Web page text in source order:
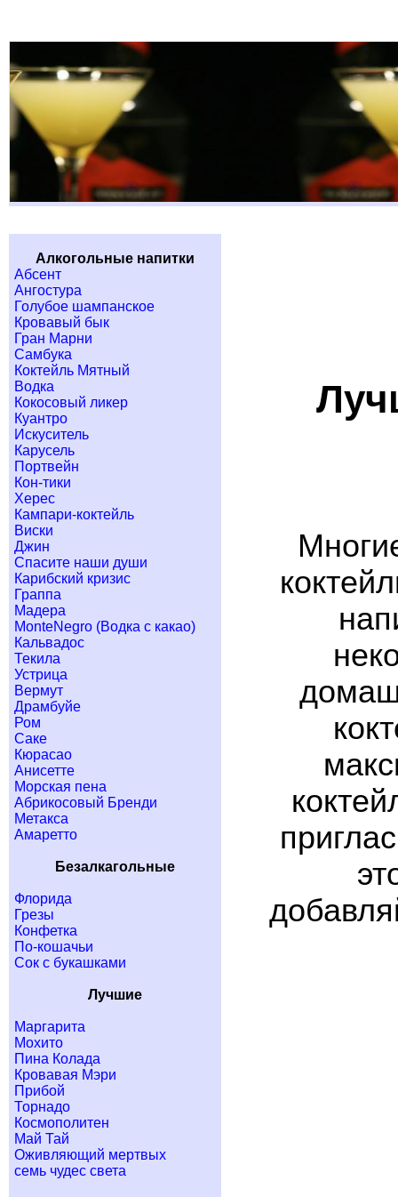
Алкогольные напитки
Абсент
Ангостура
Голубое шампанское
Кровавый бык
Гран Марни
Самбука
Коктейль Мятный
Водка
Кокосовый ликер
Куантро
Искуситель
Карусель
Портвейн
Кон-тики
Херес
Кампари-коктейль
Виски
Джин
Спасите наши души
Карибский кризис
Граппа
Мадера
MonteNegro (Водка с какао)
Кальвадос
Текила
Устрица
Вермут
Драмбуйе
Ром
Саке
Кюрасао
Анисетте
Морская пена
Абрикосовый Бренди
Метакса
Амаретто
Безалкагольные
Флорида
Грезы
Конфетка
По-кошачьи
Сок с букашками
Лучшие
Маргарита
Мохито
Пина Колада
Кровавая Мэри
Прибой
Торнадо
Космополитен
Май Тай
Оживляющий мертвых
семь чудес света